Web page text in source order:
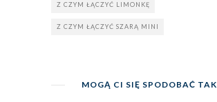
Z CZYM ŁĄCZYĆ LIMONKĘ
Z CZYM ŁĄCZYĆ SZARĄ MINI
MOGĄ CI SIĘ SPODOBAĆ